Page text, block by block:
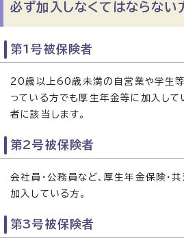
必ず加入しなくてはならない
第1号被保険者
20歳以上60歳未満の自営業や学生等
っている方でも厚生年金等に加入し
者に該当します。
第2号被保険者
会社員・公務員など、厚生年金保険・
加入している方。
第3号被保険者